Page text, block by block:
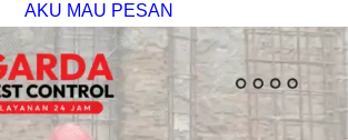
AKU MAU PESAN